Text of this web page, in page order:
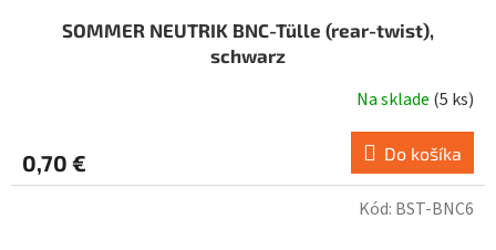
SOMMER NEUTRIK BNC-Tülle (rear-twist),
schwarz
Na sklade (5 ks)
0,70 € Do košíka
Kód: BST-BNC6